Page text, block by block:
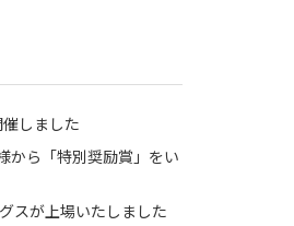
しました
から「特別奨励賞」をい
スが上場いたしました